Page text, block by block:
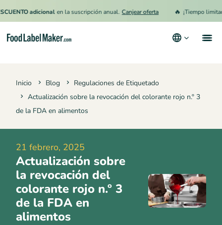
adicional en la suscripción anual. Canjear oferta 🔥 ¡Tiempo limitado!
Inicio Blog
Regulaciones de Etiquetado
Actualización sobre la revocación del colorante rojo n.º 3
de la FDA en alimentos
21 febrero, 2025
Actualización sobre
la revocación del
colorante rojo n.º 3
de la FDA en
alimentos
Precios
Contrata a un Especialista
Recursos
Términos y condiciones
Política de privacidad